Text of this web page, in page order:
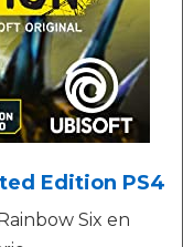
Edition PS4
Six en